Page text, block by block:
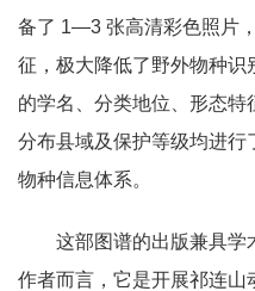
备了 1—3 张高清彩色照片
征，极大降低了野外物种识
的学名、分类地位、形态
分布县域及保护等级均进行
物种信息体系。
这部图谱的出版兼具学
作者而言，它是开展祁连